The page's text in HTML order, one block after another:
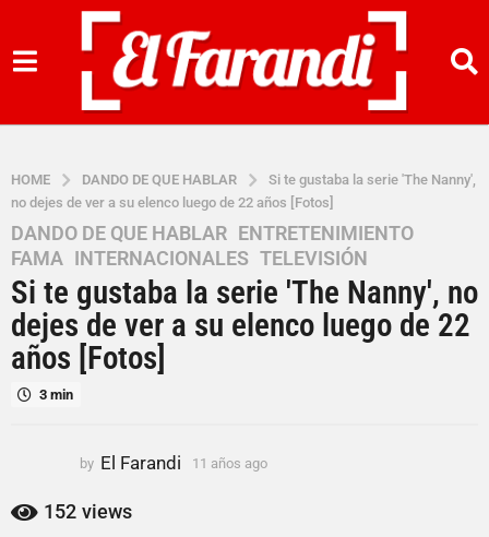
HOME DANDO DE QUE HABLAR
Si te gustaba la serie 'The Nanny',
no dejes de ver a su elenco luego de 22 años [Fotos]
1
1
a
ñ
o
s
a
a
DANDO DE QUE HABLAR ,ENTRETENIMIENTO
FAMA ,INTERNACIONALES ,TELEVISIÓN
Si te gustaba la serie 'The Nanny', no
dejes de ver a su elenco luego de 22
años [Fotos]
3 min
by El Farandi 11 años ago
152 views